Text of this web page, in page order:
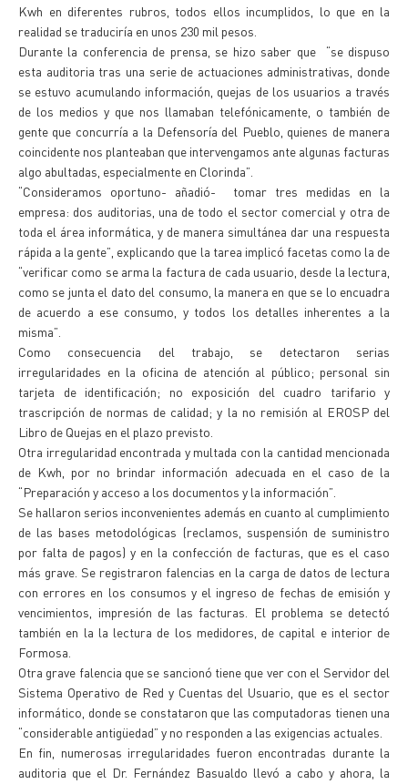
Kwh en diferentes rubros, todos ellos incumplidos, lo que en la
realidad se traduciría en unos 230 mil pesos.
Durante la conferencia de prensa, se hizo saber que “se dispuso
esta auditoria tras una serie de actuaciones administrativas, donde
se estuvo acumulando información, quejas de los usuarios a través
de los medios y que nos llamaban telefónicamente, o también de
gente que concurría a la Defensoría del Pueblo, quienes de manera
coincidente nos planteaban que intervengamos ante algunas facturas
algo abultadas, especialmente en Clorinda”.
“Consideramos oportuno- añadió- tomar tres medidas en la
empresa: dos auditorias, una de todo el sector comercial y otra de
toda el área informática, y de manera simultánea dar una respuesta
rápida a la gente”, explicando que la tarea implicó facetas como la de
“verificar como se arma la factura de cada usuario, desde la lectura,
como se junta el dato del consumo, la manera en que se lo encuadra
de acuerdo a ese consumo, y todos los detalles inherentes a la
misma”.
Como consecuencia del trabajo, se detectaron serias
irregularidades en la oficina de atención al público; personal sin
tarjeta de identificación; no exposición del cuadro tarifario y
trascripción de normas de calidad; y la no remisión al EROSP del
Libro de Quejas en el plazo previsto.
Otra irregularidad encontrada y multada con la cantidad mencionada
de Kwh, por no brindar información adecuada en el caso de la
“Preparación y acceso a los documentos y la información”.
Se hallaron serios inconvenientes además en cuanto al cumplimiento
de las bases metodológicas (reclamos, suspensión de suministro
por falta de pagos) y en la confección de facturas, que es el caso
más grave. Se registraron falencias en la carga de datos de lectura
con errores en los consumos y el ingreso de fechas de emisión y
vencimientos, impresión de las facturas. El problema se detectó
también en la la lectura de los medidores, de capital e interior de
Formosa.
Otra grave falencia que se sancionó tiene que ver con el Servidor del
Sistema Operativo de Red y Cuentas del Usuario, que es el sector
informático, donde se constataron que las computadoras tienen una
“considerable antigüedad” y no responden a las exigencias actuales.
En fin, numerosas irregularidades fueron encontradas durante la
auditoria que el Dr. Fernández Basualdo llevó a cabo y ahora, la